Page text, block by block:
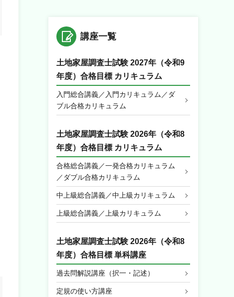
講座一覧
土地家屋調査士試験 2027年（令和9
年度）合格目標 カリキュラム
入門総合講義／入門カリキュラム／ダ
ブル合格カリキュラム
土地家屋調査士試験 2026年（令和8
年度）合格目標 カリキュラム
合格総合講義／一発合格カリキュラム
／ダブル合格カリキュラム
中上級総合講義／中上級カリキュラム
上級総合講義／上級カリキュラム
土地家屋調査士試験 2026年（令和8
年度）合格目標 単科講座
過去問解説講座（択一・記述）
定規の使い方講座